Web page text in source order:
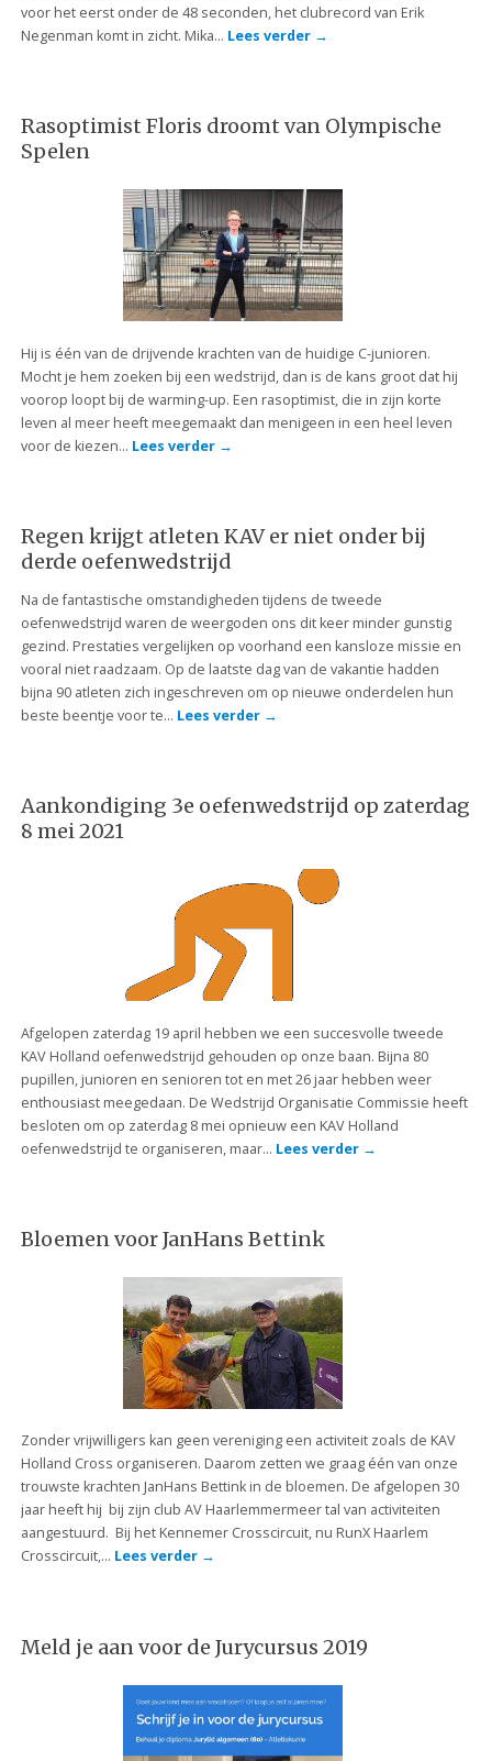
voor het eerst onder de 48 seconden, het clubrecord van Erik
Negenman komt in zicht. Mika… Lees verder →
Rasoptimist Floris droomt van Olympische
Spelen
Hij is één van de drijvende krachten van de huidige C-junioren.
Mocht je hem zoeken bij een wedstrijd, dan is de kans groot dat hij
voorop loopt bij de warming-up. Een rasoptimist, die in zijn korte
leven al meer heeft meegemaakt dan menigeen in een heel leven
voor de kiezen… Lees verder →
Regen krijgt atleten KAV er niet onder bij
derde oefenwedstrijd
Na de fantastische omstandigheden tijdens de tweede
oefenwedstrijd waren de weergoden ons dit keer minder gunstig
gezind. Prestaties vergelijken op voorhand een kansloze missie en
vooral niet raadzaam. Op de laatste dag van de vakantie hadden
bijna 90 atleten zich ingeschreven om op nieuwe onderdelen hun
beste beentje voor te… Lees verder →
Aankondiging 3e oefenwedstrijd op zaterdag
8 mei 2021
Afgelopen zaterdag 19 april hebben we een succesvolle tweede
KAV Holland oefenwedstrijd gehouden op onze baan. Bijna 80
pupillen, junioren en senioren tot en met 26 jaar hebben weer
enthousiast meegedaan. De Wedstrijd Organisatie Commissie heeft
besloten om op zaterdag 8 mei opnieuw een KAV Holland
oefenwedstrijd te organiseren, maar… Lees verder →
Bloemen voor JanHans Bettink
Zonder vrijwilligers kan geen vereniging een activiteit zoals de KAV
Holland Cross organiseren. Daarom zetten we graag één van onze
trouwste krachten JanHans Bettink in de bloemen. De afgelopen 30
jaar heeft hij bij zijn club AV Haarlemmermeer tal van activiteiten
aangestuurd. Bij het Kennemer Crosscircuit, nu RunX Haarlem
Crosscircuit,… Lees verder →
Meld je aan voor de Jurycursus 2019